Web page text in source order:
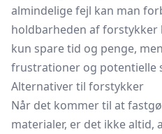
almindelige fejl kan man
holdbarheden af forstykker
kun spare tid og penge,
frustrationer og potentielle
Alternativer til forstykker
Når det kommer til at
materialer, er det ikke